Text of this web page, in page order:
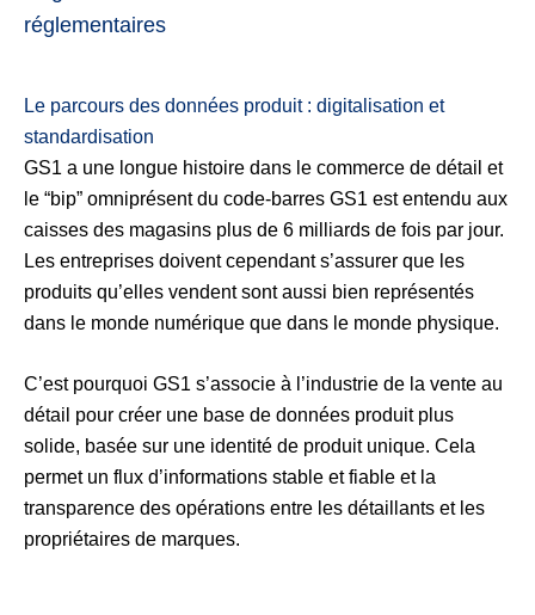
réglementaires
Le parcours des données produit : digitalisation et
standardisation
GS1 a une longue histoire dans le commerce de détail et
le “bip” omniprésent du code-barres GS1 est entendu aux
caisses des magasins plus de 6 milliards de fois par jour.
Les entreprises doivent cependant s’assurer que les
produits qu’elles vendent sont aussi bien représentés
dans le monde numérique que dans le monde physique.
C’est pourquoi GS1 s’associe à l’industrie de la vente au
détail pour créer une base de données produit plus
solide, basée sur une identité de produit unique. Cela
permet un flux d’informations stable et fiable et la
transparence des opérations entre les détaillants et les
propriétaires de marques.